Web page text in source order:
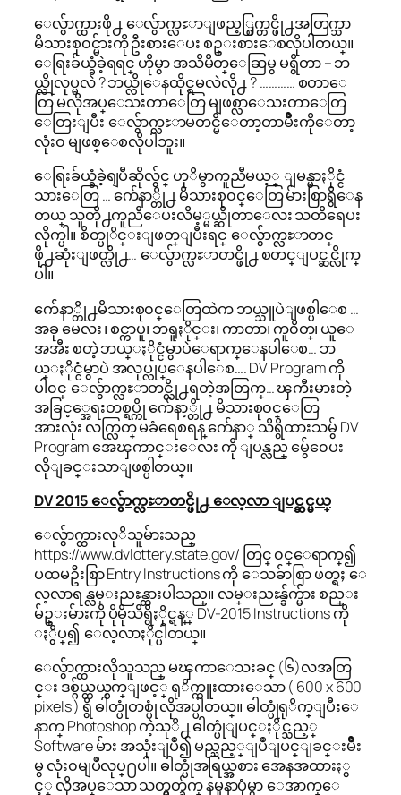
ေလွ်ာက္ထားဖို႕ ေလွ်ာက္လႊာျဖည့္စြက္တင္ဖို႕အတြက္သာ
မိသားစု၀င္မ်ားကို ဦးစားေပး စဥ္းစားေစလိုပါတယ္။
ေရြးခ်ယ္ခံခဲ့ရရင္ ဟိုမွာ အသိမိတ္ေဆြမွ မရွိတာ – ဘ
ယ္လိုလုပ္မလဲ ? ဘယ္လိုေနထိုင္ရမလဲလို႕ ? ………… စတာေ
တြ မလိုအပ္ေသးတာေတြ မျဖစ္လာေသးတာေတြ
ေတြးျပီး ေလွ်ာက္လႊာမတင္မိေတာ့တာမ်ိဳးကိုေတာ့
လုံး၀ မျဖစ္ေစလိုပါဘူး။
ေရြးခ်ယ္ခံခဲ့ရျပီဆိုလွ်င္ ဟုိမွာကူညီမယ့္ ျမန္မာႏိုင္ငံ
သားေတြ … က်ေနာ္တို႕ မိသားစု၀င္ေတြ မ်ားစြာရွိေန
တယ္ သူတို႕ကူညီေပးလိမ့္မယ္ဆိုတာေလး သတိရေပး
လိုက္ပါ။ စိတ္ပုိင္းျဖတ္ျပီးရင္ ေလွ်ာက္လႊာတင္
ဖို႕ဆုံးျဖတ္လို႕… ေလွ်ာက္လႊာတင္ဖို႕ စတင္ျပင္ဆင္လိုက္
ပါ။
က်ေနာ္တို႕မိသားစု၀င္ေတြထဲက ဘယ္သူပဲျဖစ္ပါေစ …
အခု မေလး ၊ စင္ကာပူ၊ ဘရူႏိုင္း၊ ကာတာ၊ ကူ၀ိတ္၊ ယူေ
အအီး စတဲ့ ဘယ္ႏိုင္ငံမွာပဲေရာက္ေနပါေစ… ဘ
ယ္ႏိုင္ငံမွာပဲ အလုပ္လုပ္ေနပါေစ…. DV Program ကို
ပါ၀င္ ေလွ်ာက္လႊာတင္လို႕ရတဲ့အတြက္… ၾကီးမားတဲ့
အခြင့္အေရးတစ္ရပ္ကို က်ေနာ့္တို႕ မိသားစု၀င္ေတြ
အားလုံး လက္လြတ္ မခံရေစရန္ က်ေနာ္ သိရွိထားသမွ် DV
Program အေၾကာင္းေလး ကို ျပန္လည္ မွ်ေ၀ေပး
လိုျခင္းသာျဖစ္ပါတယ္။
DV 2015 ေလွ်ာက္လႊာတင္ဖို႕ ေလ့လာ ျပင္ဆင္မယ္
ေလွ်ာက္ထားလုိသူမ်ားသည္
https://www.dvlottery.state.gov/ တြင္ ၀င္ေရာက္၍
ပထမဦးစြာ Entry Instructions ကို ေသခ်ာစြာ ဖတ္ရႈ ေ
လ့လာရန္လမ္းညႊန္ထားပါသည္။ လမ္းညႊန္ခ်က္မ်ား စည္း
မ်ဥ္းမ်ားကို ပိုမိုသိရွိႏိုင္ရန္္ DV-2015 Instructions ကို
ႏွိပ္၍ ေလ့လာႏိုင္ပါတယ္။
ေလွ်ာက္ထားလိုသူသည္ မၾကာေသးခင္ (၆)လအတြ
င္း ဒစ္ဂ်ယ္တယ္စက္ျဖင့္ ရုိက္ကူးထားေသာ ( 600 x 600
pixels ) ရွိ ဓါတ္ပုံတစ္ပုံ လိုအပ္ပါတယ္။ ဓါတ္ပုံရုိက္ျပီးေ
နာက္ Photoshop ကဲ့သုိ႕ ဓါတ္ပုံျပင္ႏိုင္သည့္
Software မ်ား အသုံးျပဳ၍ မည္သည့္ျပဳျပင္ျခင္းမ်ိဳး
မွ လုံး၀မျပဳလုပ္႐ပါ။ ဓါတ္ပုံအရြယ္အစား အေနအထားႏွ
င့္ လိုအပ္ေသာ သတ္မွတ္ခ်က္ နမူနာပုံမွာ ေအာက္ေ